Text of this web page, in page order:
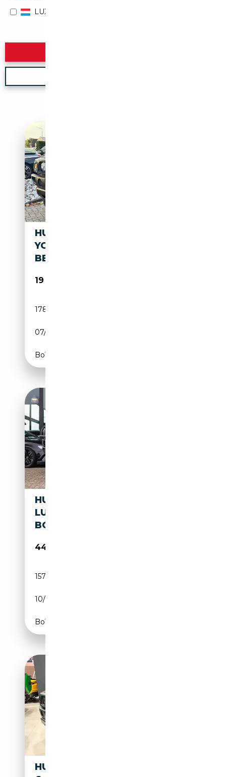
LUXEMBOURG
HUMMER H2 6.0 V8 2003
YOUNGTIMER SCHUIFDAK
BENZINE
19 950€
178 578 km
07/2003
Boîte automatique
HUMMER H2 6.2 V8 SUT
LUXURY LIMITED | PANO |
BOSE | CAMERA |
44 950€
157 706 km
10/2008
Boîte automatique
HUMMER H2 H2 PICK UP SUV